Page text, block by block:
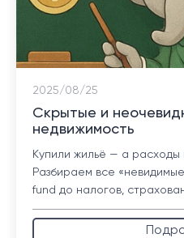
2025/08/25
Скрытые и
недвижимость
Купили жильё — а
Разбираем все
fund до налогов,